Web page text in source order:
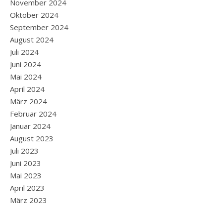
November 2024
Oktober 2024
September 2024
August 2024
Juli 2024
Juni 2024
Mai 2024
April 2024
März 2024
Februar 2024
Januar 2024
August 2023
Juli 2023
Juni 2023
Mai 2023
April 2023
März 2023